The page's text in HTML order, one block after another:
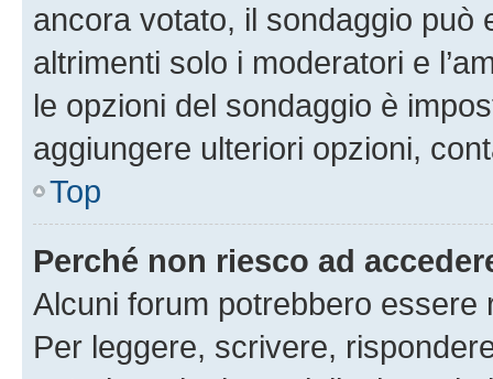
ancora votato, il sondaggio può
altrimenti solo i moderatori e
le opzioni del sondaggio è
aggiungere ulteriori opzioni,
Top
Perché non riesco ad
Alcuni forum potrebbero
Per leggere, scrivere,